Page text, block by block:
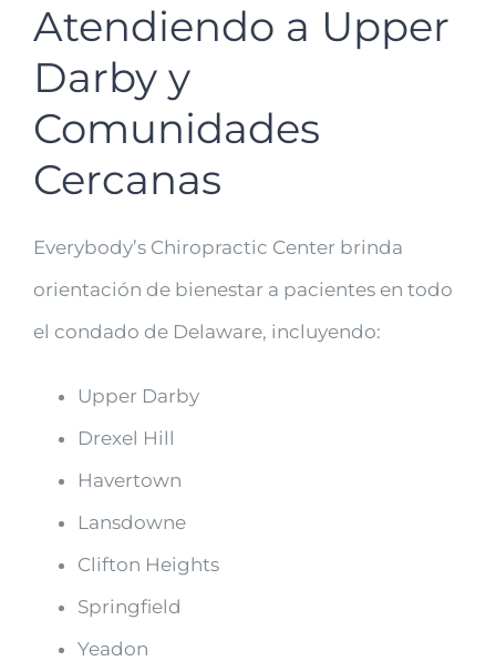
Atendiendo a Upper
Darby y
Comunidades
Cercanas
Everybody’s Chiropractic Center brinda
orientación de bienestar a pacientes en todo
el condado de Delaware, incluyendo:
Upper Darby
Drexel Hill
Havertown
Lansdowne
Clifton Heights
Springfield
Yeadon